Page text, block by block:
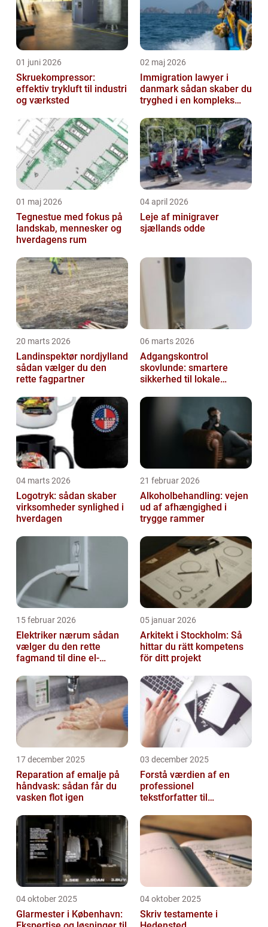
01 juni 2026
Skruekompressor:
effektiv trykluft til industri
og værksted
02 maj 2026
Immigration lawyer i
danmark sådan skaber du
tryghed i en kompleks
01 maj 2026
Tegnestue med fokus på
landskab, mennesker og
hverdagens rum
04 april 2026
Leje af minigraver
sjællands odde
20 marts 2026
Landinspektør nordjylland
sådan vælger du den
rette fagpartner
06 marts 2026
Adgangskontrol
skovlunde: smartere
sikkerhed til lokale
04 marts 2026
Logotryk: sådan skaber
virksomheder synlighed i
hverdagen
21 februar 2026
Alkoholbehandling: vejen
ud af afhængighed i
trygge rammer
15 februar 2026
Elektriker nærum sådan
vælger du den rette
fagmand til dine el-
05 januar 2026
Arkitekt i Stockholm: Så
hittar du rätt kompetens
för ditt projekt
17 december 2025
Reparation af emalje på
håndvask: sådan får du
vasken flot igen
03 december 2025
Forstå værdien af en
professionel
tekstforfatter til
04 oktober 2025
Glarmester i København:
04 oktober 2025
Skriv testamente i